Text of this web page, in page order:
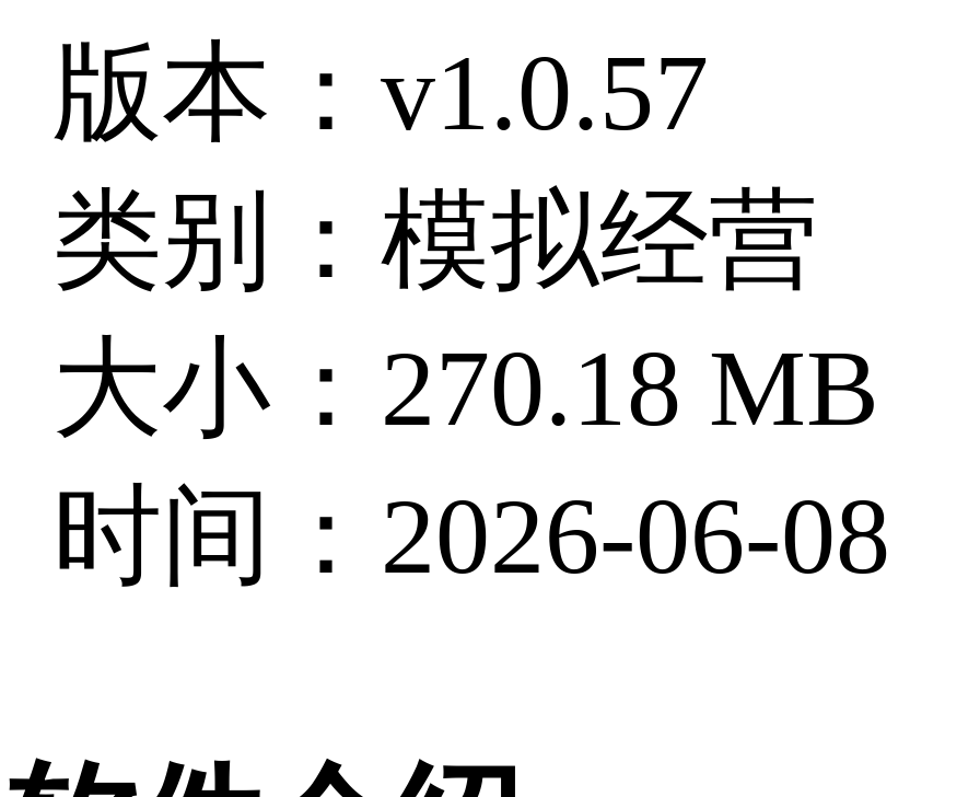
版本：v1.0.57
类别：模拟经营
大小：270.18 MB
时间：2026-06-08